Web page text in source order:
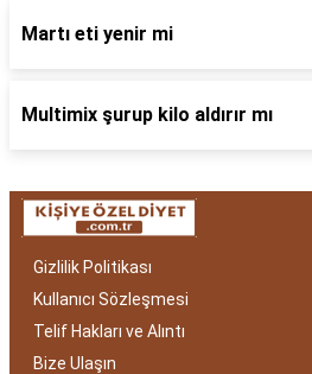
Martı eti yenir mi
Multimix şurup kilo aldırır mı
Gizlilik Politikası
Kullanıcı Sözleşmesi
Telif Hakları ve Alıntı
Bize Ulaşın